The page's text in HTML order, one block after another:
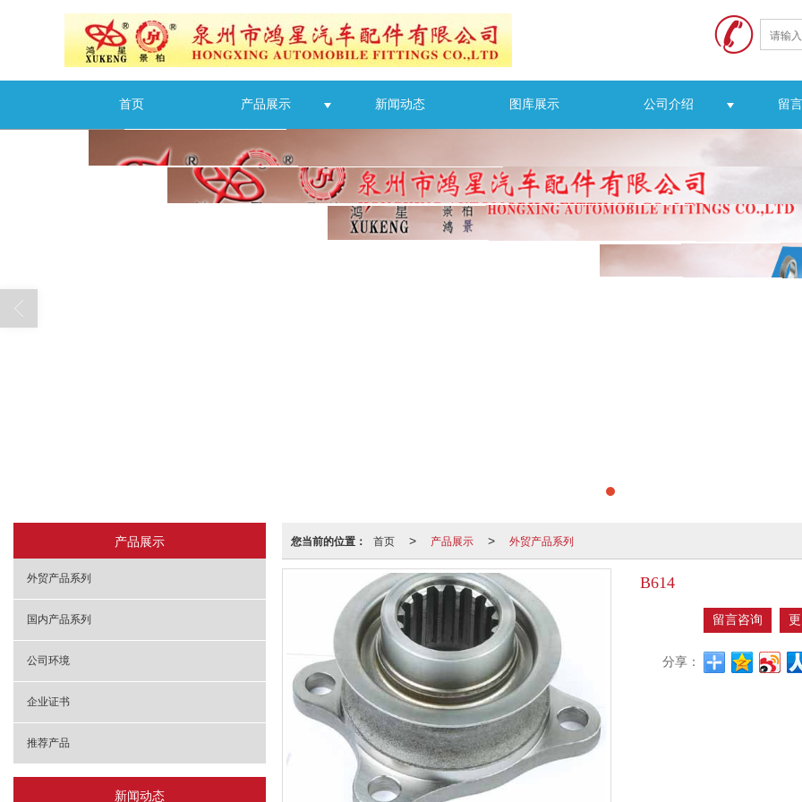
首页 产品展示 新闻动态 图库展示 公司介绍 留
您当前的位置： 首页 > 产品展示 > 外贸产品系列
B614
留言咨询
分享：
产品展示
外贸产品系列
国内产品系列
公司环境
企业证书
推荐产品
新闻动态